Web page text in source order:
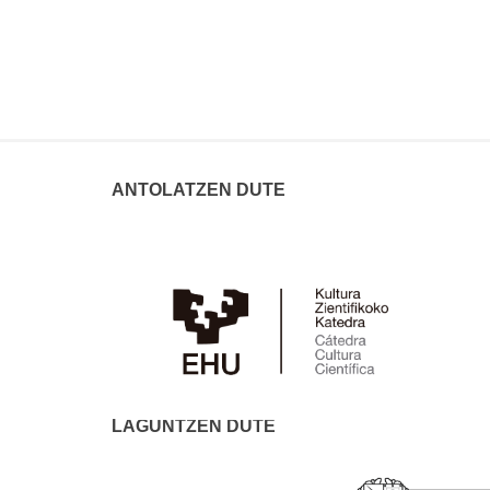
ANTOLATZEN DUTE
LAGUNTZEN DUTE